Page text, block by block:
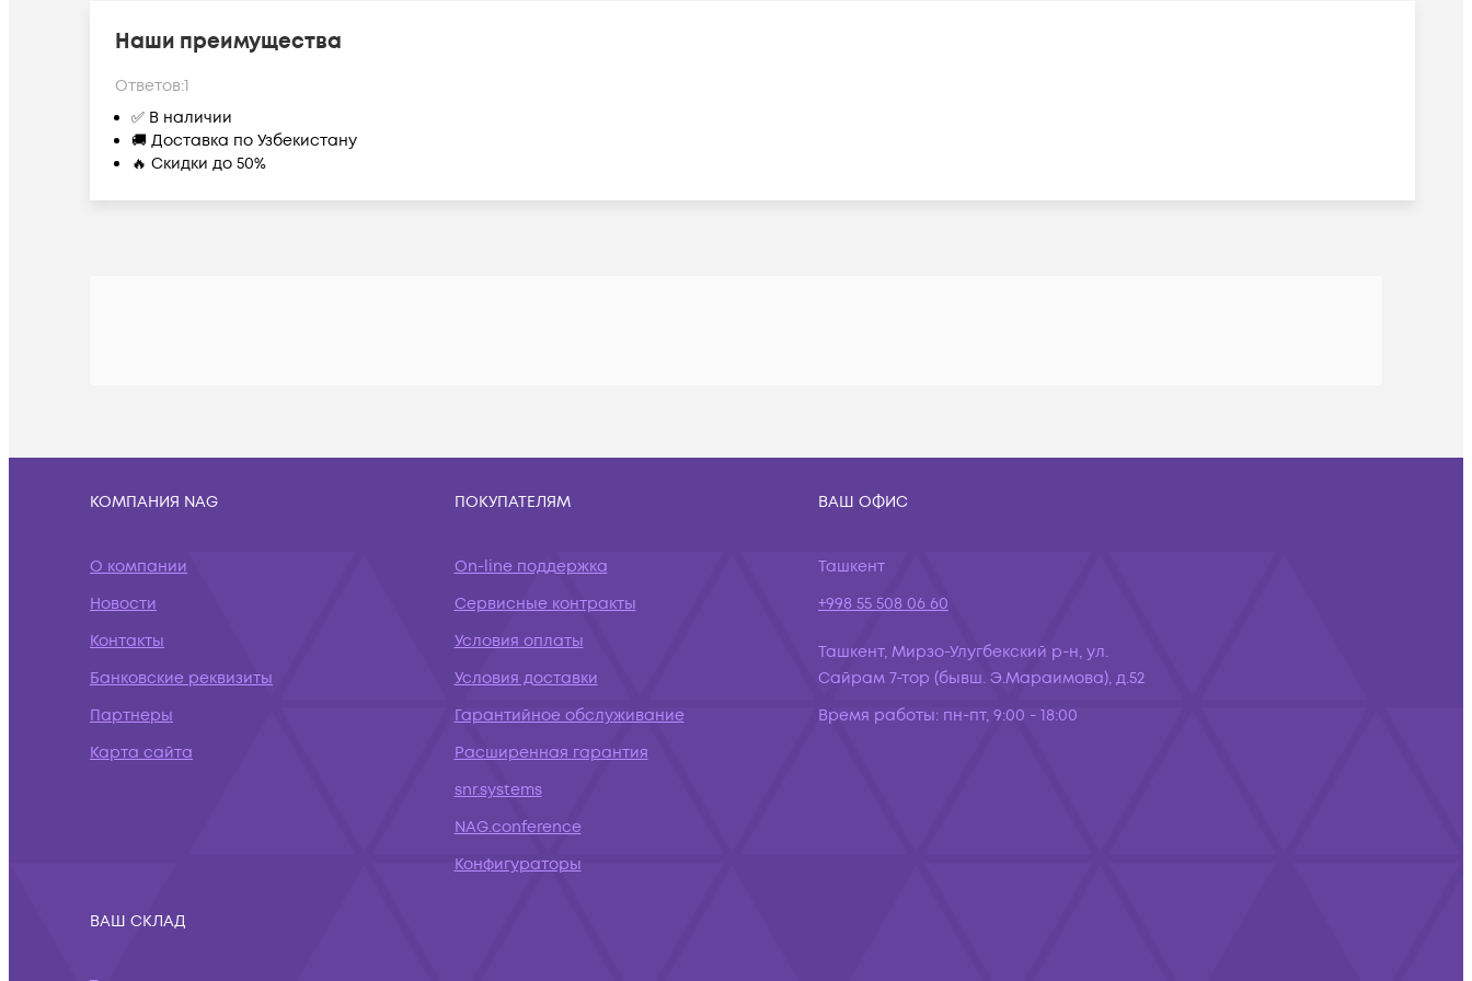
Наши преимущества
Ответов:1
✅ В наличии
🚚 Доставка по Узбекистану
🔥 Скидки до 50%
КОМПАНИЯ NAG
О компании
Новости
Контакты
Банковские реквизиты
Партнеры
Карта сайта
ПОКУПАТЕЛЯМ
On-line поддержка
Сервисные контракты
Условия оплаты
Условия доставки
Гарантийное обслуживание
Расширенная гарантия
snr.systems
NAG.conference
Конфигураторы
ВАШ ОФИС
Ташкент
+998 55 508 06 60
Ташкент, Мирзо-Улугбекский р-н, ул.
Сайрам 7-тор (бывш. Э.Мараимова), д.52
Время работы: пн-пт, 9:00 - 18:00
ВАШ СКЛАД